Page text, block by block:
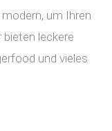
um Ihren
bieten leckere
und vieles